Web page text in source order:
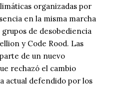
organizadas por
en la misma marcha
de desobediencia
y Code Rood. Las
de un nuevo
rechazó el cambio
actual defendido por los